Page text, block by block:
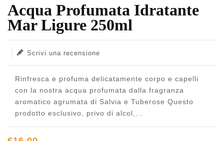
Acqua Profumata Idratante
Mar Ligure 250ml
Scrivi una recensione
Translation missing: it.products.product.loader_label
Rinfresca e profuma delicatamente corpo e capelli
con la nostra acqua profumata dalla fragranza
aromatico agrumata di Salvia e Tuberose Questo
prodotto esclusivo, privo di alcol,...